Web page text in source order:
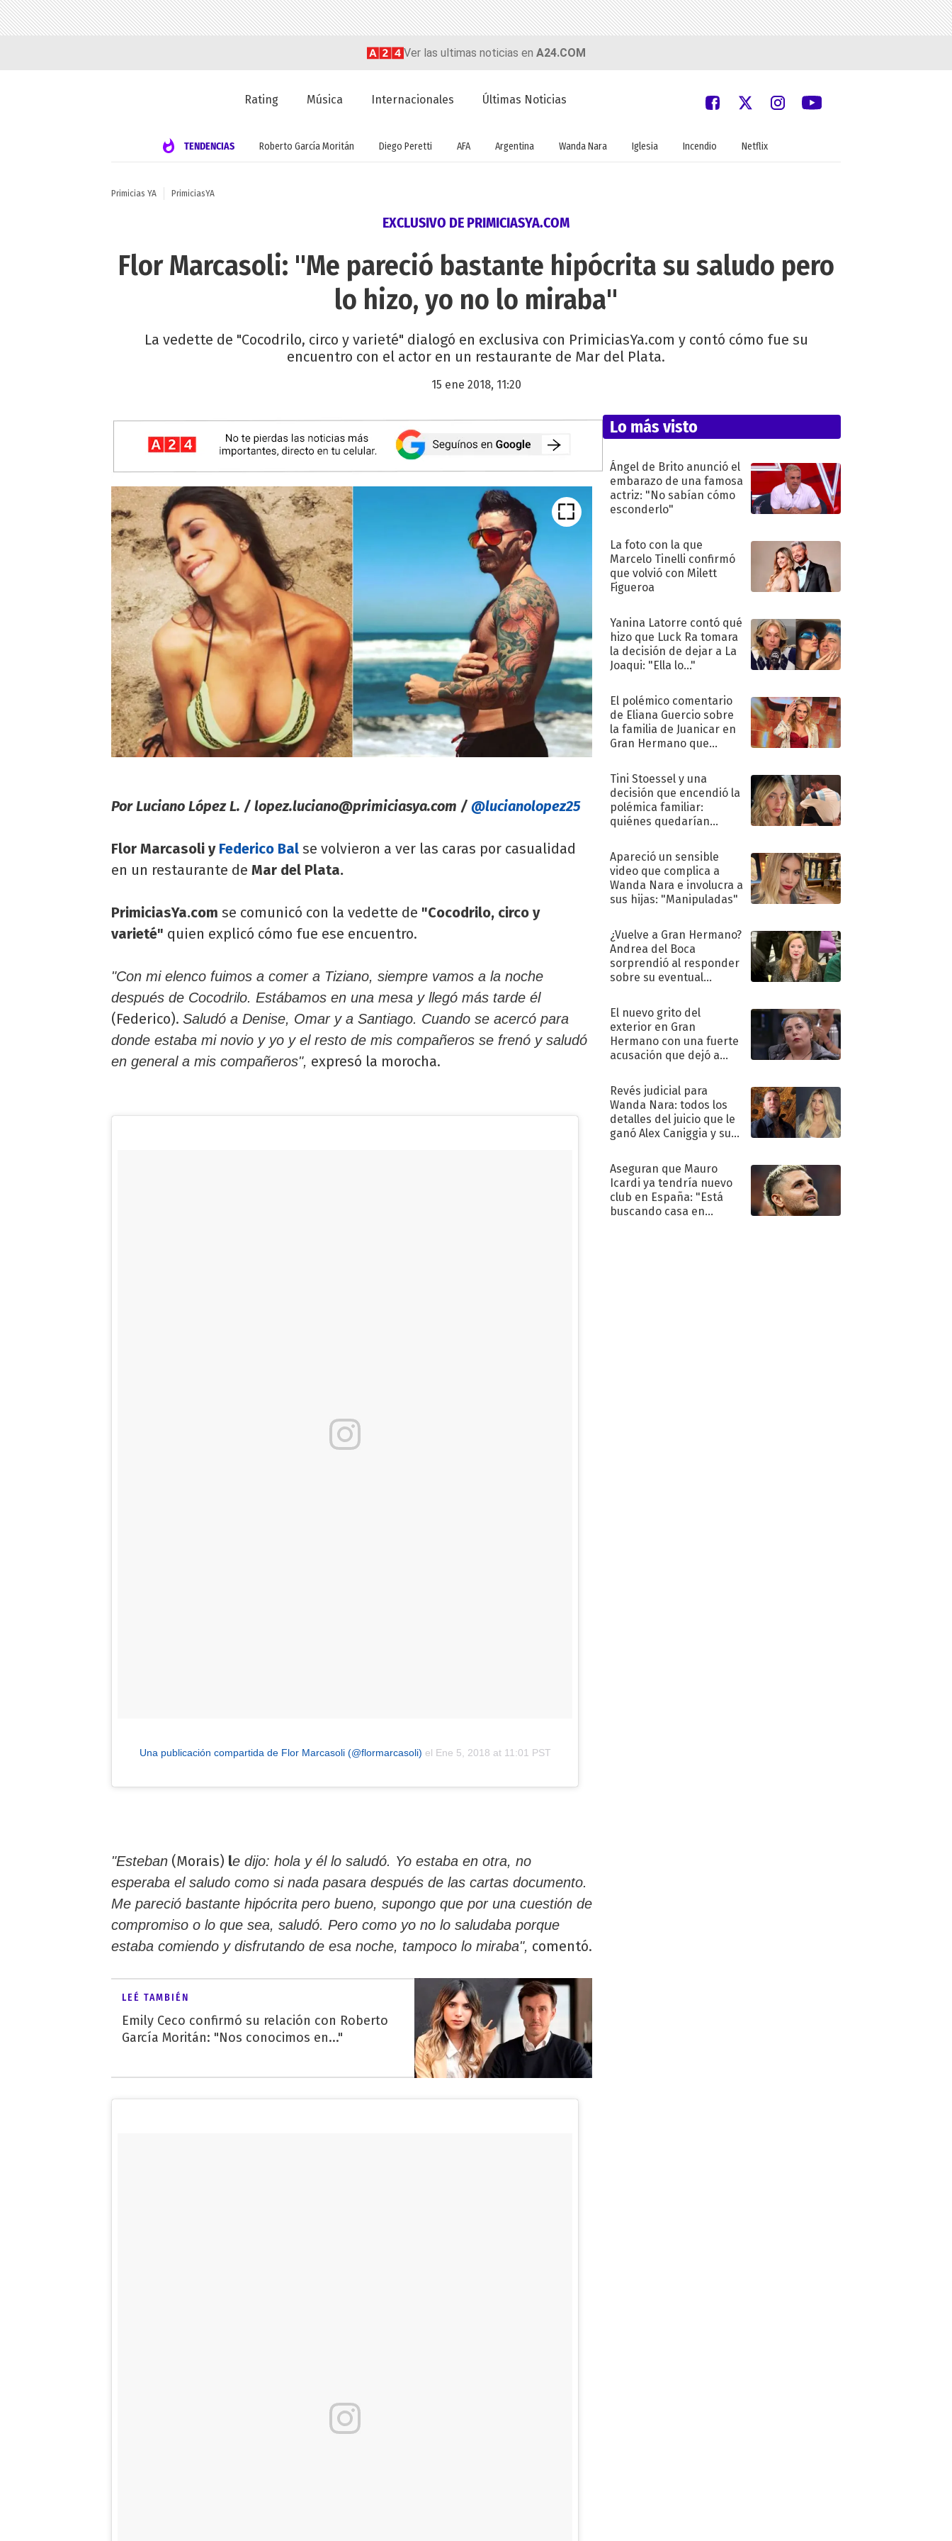
Ver las ultimas noticias en A24.COM
Rating Música Internacionales Últimas Noticias
TENDENCIAS Roberto García Moritán Diego Peretti AFA Argentina Wanda Nara Iglesia Incendio Netflix
Primicias YA PrimiciasYA
EXCLUSIVO DE PRIMICIASYA.COM
Flor Marcasoli: "Me pareció bastante hipócrita su saludo pero
lo hizo, yo no lo miraba"
La vedette de "Cocodrilo, circo y varieté" dialogó en exclusiva con PrimiciasYa.com y contó cómo fue su
encuentro con el actor en un restaurante de Mar del Plata.
15 ene 2018, 11:20
Por Luciano López L. / lopez.luciano@primiciasya.com / @lucianolopez25
Flor Marcasoli y Federico Bal se volvieron a ver las caras por casualidad
en un restaurante de Mar del Plata.
PrimiciasYa.com se comunicó con la vedette de "Cocodrilo, circo y
varieté" quien explicó cómo fue ese encuentro.
"Con mi elenco fuimos a comer a Tiziano, siempre vamos a la noche
después de Cocodrilo. Estábamos en una mesa y llegó más tarde él
(Federico). Saludó a Denise, Omar y a Santiago. Cuando se acercó para
donde estaba mi novio y yo y el resto de mis compañeros se frenó y saludó
en general a mis compañeros", expresó la morocha.
Una publicación compartida de Flor Marcasoli (@flormarcasoli) el Ene 5, 2018 at 11:01 PST
"Esteban (Morais) le dijo: hola y él lo saludó. Yo estaba en otra, no
esperaba el saludo como si nada pasara después de las cartas documento.
Me pareció bastante hipócrita pero bueno, supongo que por una cuestión de
compromiso o lo que sea, saludó. Pero como yo no lo saludaba porque
estaba comiendo y disfrutando de esa noche, tampoco lo miraba", comentó.
LEÉ TAMBIÉN
Emily Ceco confirmó su relación con Roberto
García Moritán: "Nos conocimos en..."
Lo más visto
Ángel de Brito anunció el
embarazo de una famosa
actriz: "No sabían cómo
esconderlo"
La foto con la que
Marcelo Tinelli confirmó
que volvió con Milett
Figueroa
Yanina Latorre contó qué
hizo que Luck Ra tomara
la decisión de dejar a La
Joaqui: "Ella lo..."
El polémico comentario
de Eliana Guercio sobre
la familia de Juanicar en
Gran Hermano que
Tini Stoessel y una
decisión que encendió la
polémica familiar:
quiénes quedarían
Apareció un sensible
video que complica a
Wanda Nara e involucra a
sus hijas: "Manipuladas"
¿Vuelve a Gran Hermano?
Andrea del Boca
sorprendió al responder
sobre su eventual
El nuevo grito del
exterior en Gran
Hermano con una fuerte
acusación que dejó a
"Traidora"
Revés judicial para
Wanda Nara: todos los
detalles del juicio que le
ganó Alex Caniggia y sus
Aseguran que Mauro
Icardi ya tendría nuevo
club en España: "Está
buscando casa en